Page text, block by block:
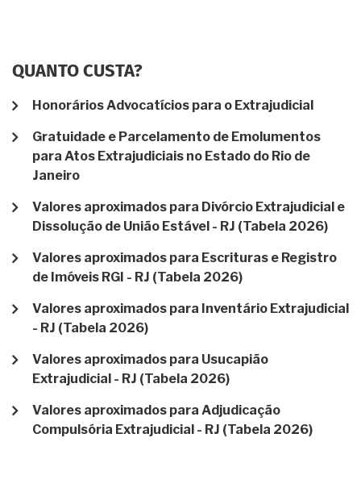
QUANTO CUSTA?
Honorários Advocatícios para o Extrajudicial
Gratuidade e Parcelamento de Emolumentos
para Atos Extrajudiciais no Estado do Rio de
Janeiro
Valores aproximados para Divórcio Extrajudicial e
Dissolução de União Estável - RJ (Tabela 2026)
Valores aproximados para Escrituras e Registro
de Imóveis RGI - RJ (Tabela 2026)
Valores aproximados para Inventário Extrajudicial
- RJ (Tabela 2026)
Valores aproximados para Usucapião
Extrajudicial - RJ (Tabela 2026)
Valores aproximados para Adjudicação
Compulsória Extrajudicial - RJ (Tabela 2026)